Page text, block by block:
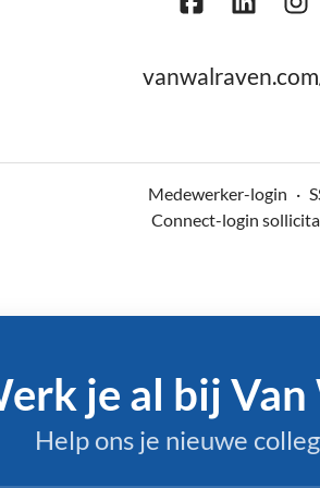
Medewerker-login ·
Connect-login
je al bij Van
Help ons je nieuwe